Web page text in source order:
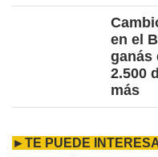
en el
ganás
2.500
más
►TE PUEDE